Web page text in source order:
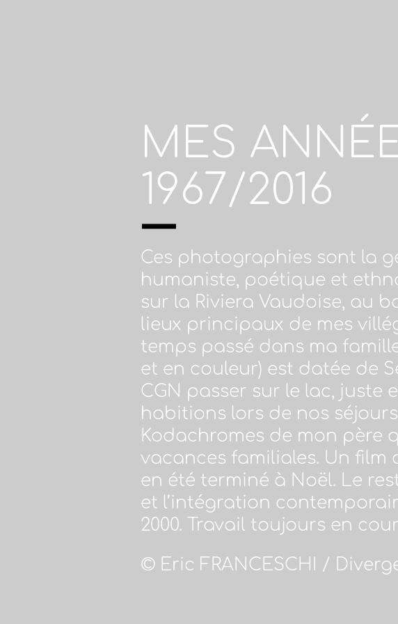
MES
1967/2016
Ces photographies sont la
humaniste, poétique et
sur la Riviera Vaudoise, au
lieux principaux de mes
temps passé dans ma
et en couleur) est datée de
CGN passer sur le lac,
habitions lors de nos
Kodachromes de mon père
vacances familiales. Un film
en été terminé à Noël. Le
et l’intégration
2000. Travail toujours en
© Eric FRANCESCHI /